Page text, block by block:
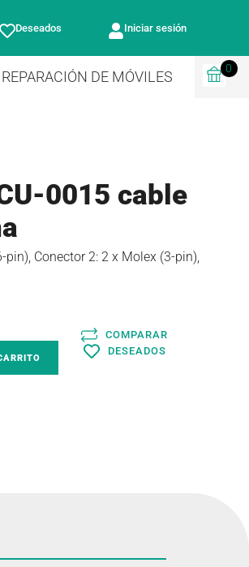
Deseados Iniciar sesión
REPARACIÓN DE MÓVILES
0
0015 cable
pin), Conector 2: 2 x Molex (3-pin),
COMPARAR
DESEADOS